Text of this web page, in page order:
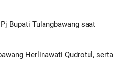
Bupati Tulangbawang saat
Herlinawati Qudrotul, serta